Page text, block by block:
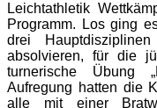
Leichtathletik
Programm. Los ging
drei
absolvieren, für die
turnerische Übung
Aufregung hatten die
alle mit einer